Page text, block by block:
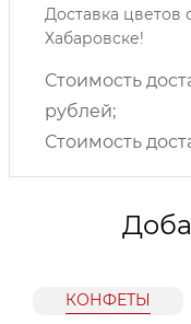
Доставка цветов
Хабаровске!
Стоимость
рублей;
Стоимость
КОНФЕТЫ